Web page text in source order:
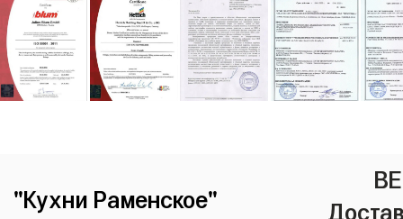
"Кухни Раменское"